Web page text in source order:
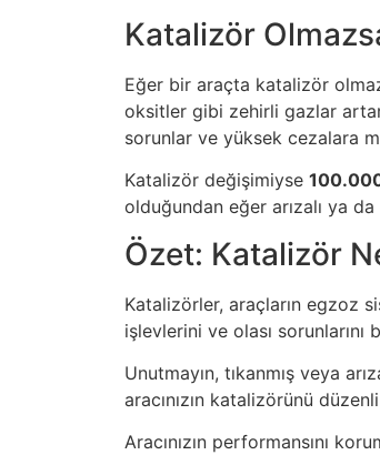
Katalizör
Eğer bir araçta katalizör
oksitler gibi zehirli gazlar
sorunlar ve yüksek cezalara
Katalizör değişimiyse
olduğundan eğer arızalı ya
Özet: Katalizör
Katalizörler, araçların egzoz
işlevlerini ve olası sorunlarını
Unutmayın, tıkanmış veya
aracınızın katalizörünü
Aracınızın performansını